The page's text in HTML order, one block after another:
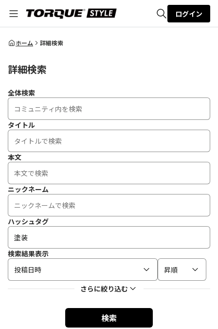
全体検索
ログイン
ホーム 詳細検索
詳細検索
全体検索
タイトル
本文
ニックネーム
ハッシュタグ
検索結果表示
投稿日時
昇順
さらに絞り込む
検索